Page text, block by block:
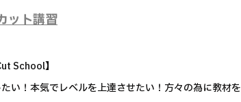
ット講習
School】
い！本気でレベルを上達させたい！方々の為に教材を